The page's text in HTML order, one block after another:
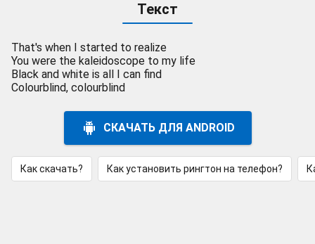
Текст
That's when I started to realize
You were the kaleidoscope to my life
Black and white is all I can find
Colourblind, colourblind
СКАЧАТЬ ДЛЯ ANDROID
Как скачать? Как установить рингтон на телефон?